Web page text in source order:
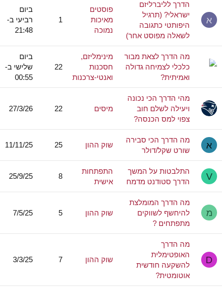
א
הדרך לליברליזם
ישראלי? (תרגיל
היפותטי כתגובה
לשאלה מפוסט אחר)
פוסטים
מאיכות
נמוכה
1
ביום
רביעי ב-
21:48
מה הדרך לצאת מבור
כלכלי לצמיחה גדולה
ואמיתית?
מינימליזם,
חסכנות
ואנטי-צרכנות
22
ביום
שלישי ב-
00:55
מהי הדרך הכי נכונה
ויעילה לשלם חוב
צפוי למס הכנסה?
מיסים 22
27/3/26
א
מה הדרך הכי סבירה
שורט שקל/דולר
שוק ההון 25
11/11/25
V
התלבטות על המשך
הדרך סטודנט מדמח
התפתחות
אישית
8
25/9/25
מ
מה הדרך המומלצת
להיחשף לשווקים
מתפתחים ?
שוק ההון 5
7/5/25
D
מה הדרך
האופטימלית
להשקעה חודשית
אוטומטית?
שוק ההון 7
3/3/25